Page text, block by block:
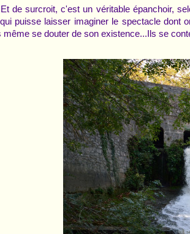
Et de surcroit, c'est un véritable épanchoir,
puisse laisser imaginer le spectacle dont
même se douter de son existence...Ils se